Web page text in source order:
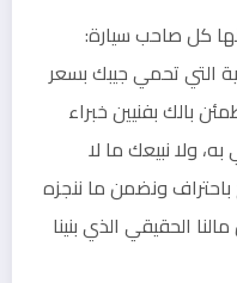
كل صاحب سيارة:
التي تحمي جيبك بسعر
بالك بفنيين خبراء
ولا نبيعك ما لا
ونضمن ما ننجزه
الحقيقي الذي بنينا